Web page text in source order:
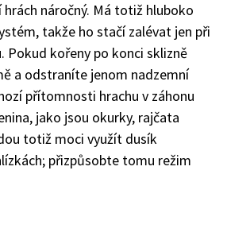
hrách náročný. Má totiž hluboko
takže ho stačí zalévat jen při
Pokud kořeny po konci sklizně
a odstraníte jenom nadzemní
přítomnosti hrachu v záhonu
jako jsou okurky, rajčata
totiž moci využít dusík
přizpůsobte tomu režim